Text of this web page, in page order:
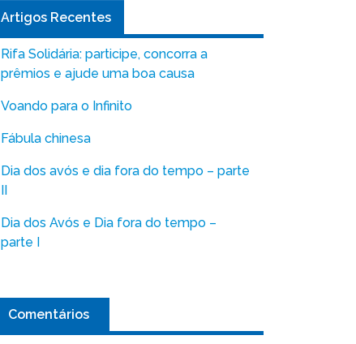
Artigos Recentes
Rifa Solidária: participe, concorra a
prêmios e ajude uma boa causa
Voando para o Infinito
Fábula chinesa
Dia dos avós e dia fora do tempo – parte
II
Dia dos Avós e Dia fora do tempo –
parte I
Comentários